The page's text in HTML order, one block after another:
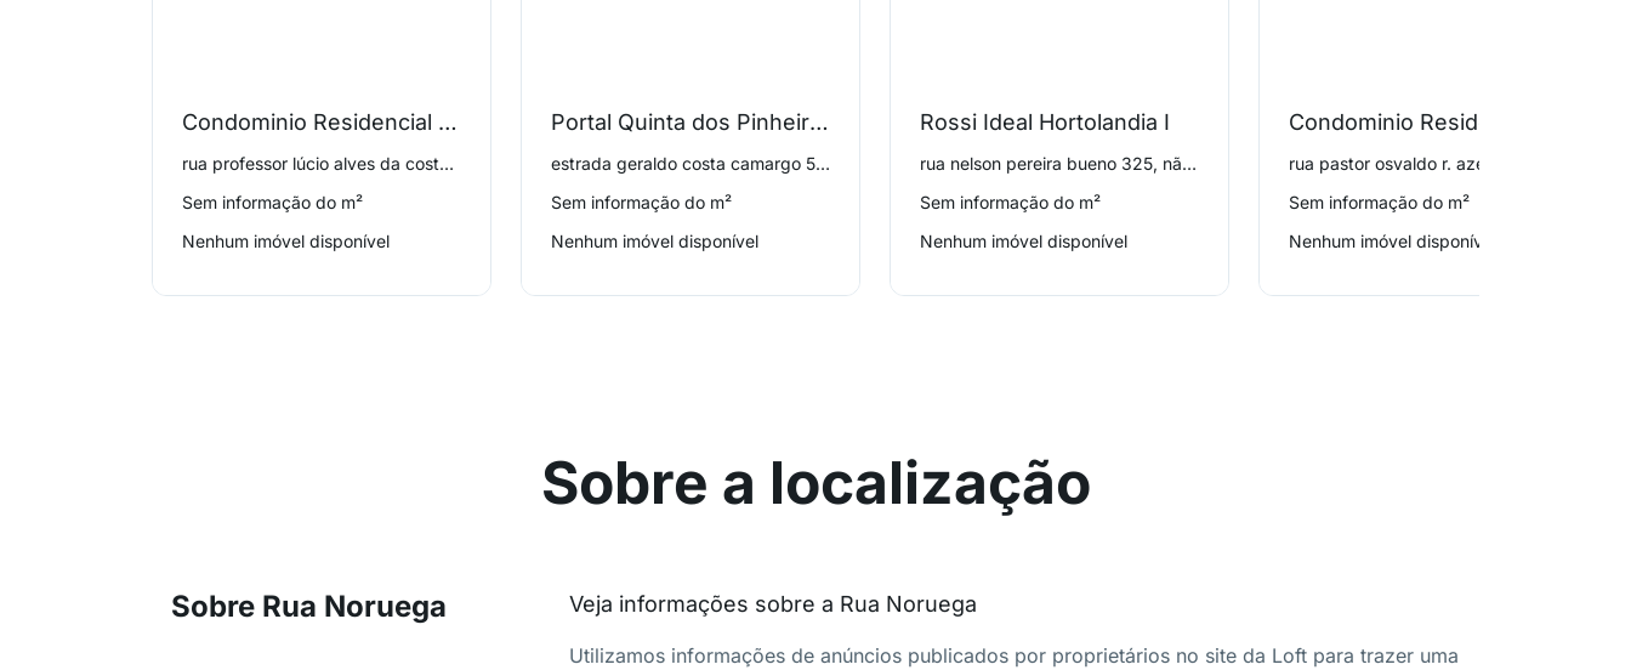
Condominio Residencial Parque das Tulipas Ii
rua professor lúcio alves da costa 125, não informado
Sem informação do m²
Nenhum imóvel disponível
Portal Quinta dos Pinheiros
estrada geraldo costa camargo 555, não informado
Sem informação do m²
Nenhum imóvel disponível
Rossi Ideal Hortolandia I
rua nelson pereira bueno 325, não informado
Sem informação do m²
Nenhum imóvel disponível
Sem informação do m²
Nenhum imóvel disponível
Sobre a localização
Sobre Rua Noruega Veja informações sobre a Rua Noruega
Utilizamos informações de anúncios publicados por proprietários no site da Loft para trazer uma